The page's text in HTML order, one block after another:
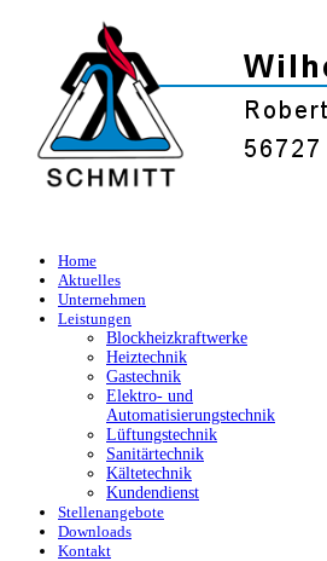
Home
Aktuelles
Unternehmen
Leistungen
Blockheizkraftwerke
Heiztechnik
Gastechnik
Elektro- und
Automatisierungstechnik
Lüftungstechnik
Sanitärtechnik
Kältetechnik
Kundendienst
Stellenangebote
Downloads
Kontakt